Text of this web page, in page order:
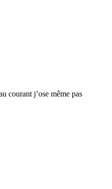
courant j’ose même pas